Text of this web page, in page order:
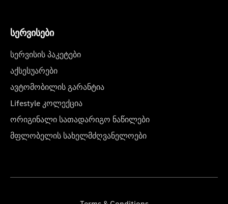
სერვისები
სერვისის პაკეტები
აქსესუარები
ავტომობილის გარანტია
Lifestyle კოლექცია
ორიგინალი სათადარიგო ნაწილები
მფლობელის სახელმძღვანელოები